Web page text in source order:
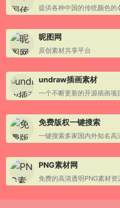
昵图网
原创素材共享平台
undraw插画素材
免费版权一键搜索
PNG素材网